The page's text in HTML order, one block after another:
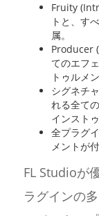
Fruity
トと、す
属。
Producer
てのエフ
トゥルメ
シグネチ
れる全て
インスト
全プラグ
メントが
FL Studioが
ラグインの